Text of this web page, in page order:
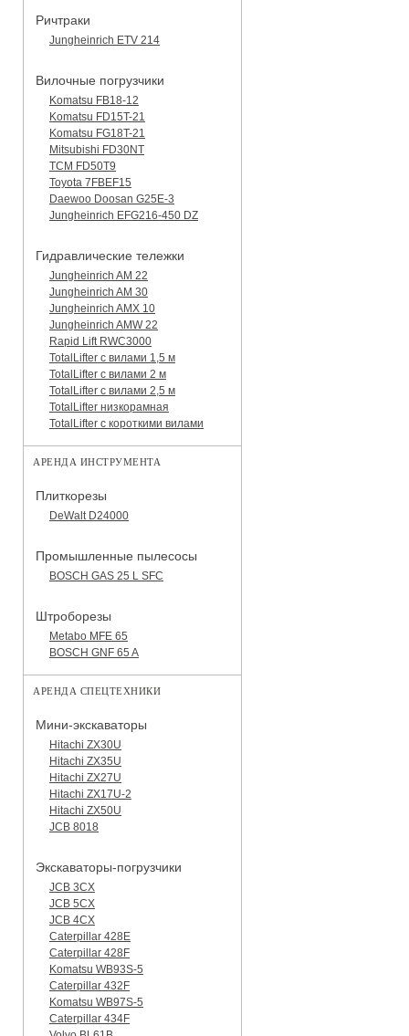
Ричтраки
Jungheinrich ETV 214
Вилочные погрузчики
Komatsu FB18-12
Komatsu FD15T-21
Komatsu FG18T-21
Mitsubishi FD30NT
TCM FD50T9
Toyota 7FBEF15
Daewoo Doosan G25E-3
Jungheinrich EFG216-450 DZ
Гидравлические тележки
Jungheinrich AM 22
Jungheinrich AM 30
Jungheinrich AMX 10
Jungheinrich AMW 22
Rapid Lift RWC3000
TotalLifter с вилами 1,5 м
TotalLifter с вилами 2 м
TotalLifter с вилами 2,5 м
TotalLifter низкорамная
TotalLifter с короткими вилами
АРЕНДА ИНСТРУМЕНТА
Плиткорезы
DeWalt D24000
Промышленные пылесосы
BOSCH GAS 25 L SFC
Штроборезы
Metabo MFE 65
BOSCH GNF 65 A
АРЕНДА СПЕЦТЕХНИКИ
Мини-экскаваторы
Hitachi ZX30U
Hitachi ZX35U
Hitachi ZX27U
Hitachi ZX17U-2
Hitachi ZX50U
JCB 8018
Экскаваторы-погрузчики
JCB 3CX
JCB 5CX
JCB 4CX
Caterpillar 428E
Caterpillar 428F
Komatsu WB93S-5
Caterpillar 432F
Komatsu WB97S-5
Caterpillar 434F